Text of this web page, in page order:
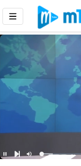
Pause
Next
Mute Loaded: